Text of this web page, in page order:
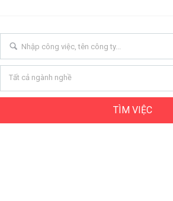
Tất cả ngành nghề